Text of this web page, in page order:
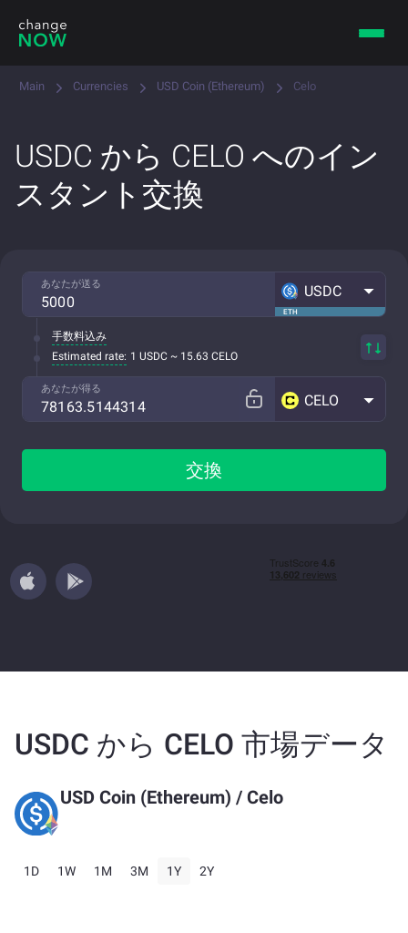
Main Currencies USD Coin (Ethereum) Celo
USDC から CELO へのイン
スタント交換
あなたが送る
ETH
USDC
手数料込み
Estimated rate: 1 USDC ~ 15.63 CELO
あなたが得る
CELO
交換
USDC から CELO 市場データ
USD Coin (Ethereum) / Celo
1D 1W 1M 3M 1Y 2Y